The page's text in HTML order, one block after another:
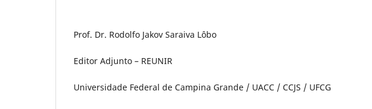
Prof. Dr. Rodolfo Jakov Saraiva Lôbo
Editor Adjunto – REUNIR
Universidade Federal de Campina Grande / UACC / CCJS / UFCG